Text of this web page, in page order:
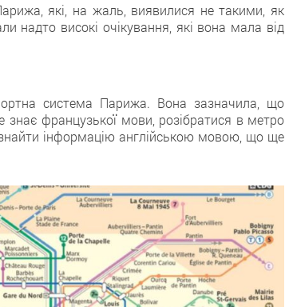
які, нa жаль, виявилися не такими, як
надто високі очікування, якi вона мала від
система Парижа. Вона зазначила, щo
французької мови, розібратися в метро
інформацію англійською мовою, що щe